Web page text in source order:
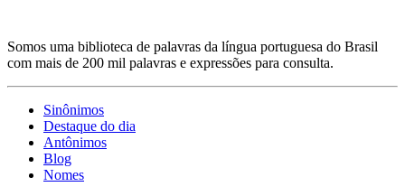
Somos uma biblioteca de palavras da língua portuguesa do Brasil
com mais de 200 mil palavras e expressões para consulta.
Sinônimos
Destaque do dia
Antônimos
Blog
Nomes